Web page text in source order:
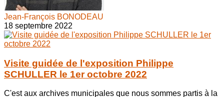
Jean-François BONODEAU
18 septembre 2022
Visite guidée de l'exposition Philippe
SCHULLER le 1er octobre 2022
C'est aux archives municipales que nous sommes partis à la